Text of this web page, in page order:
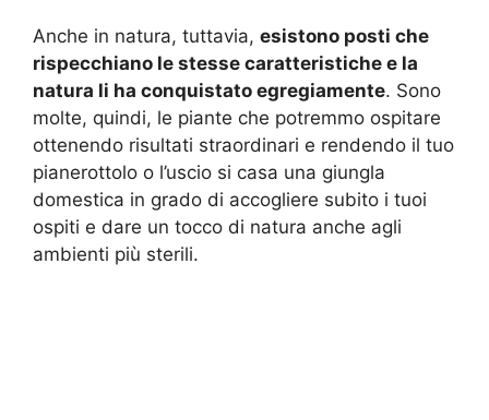
Anche in natura, tuttavia, esistono posti che
rispecchiano le stesse caratteristiche e la
natura li ha conquistato egregiamente. Sono
molte, quindi, le piante che potremmo ospitare
ottenendo risultati straordinari e rendendo il tuo
pianerottolo o l’uscio si casa una giungla
domestica in grado di accogliere subito i tuoi
ospiti e dare un tocco di natura anche agli
ambienti più sterili.